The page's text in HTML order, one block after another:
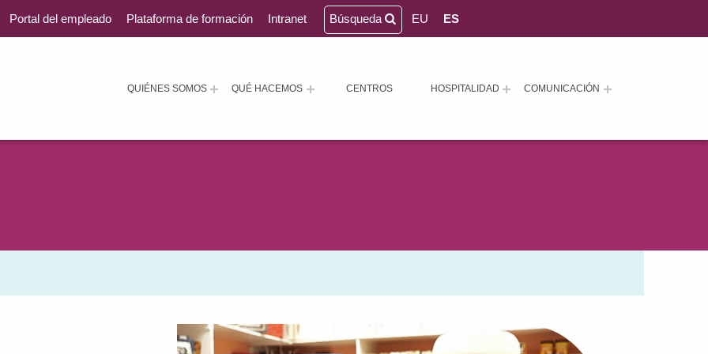
QUIÉNES SOMOS QUÉ HACEMOS CENTROS HOSPITALIDAD COMUNICACIÓN
Portal del empleado Plataforma de formación Intranet Búsqueda EU ES